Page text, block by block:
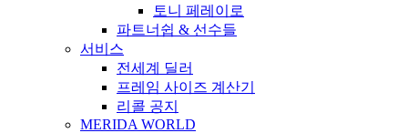
토니 페레이로
파트너쉽 & 선수들
서비스
전세계 딜러
프레임 사이즈 계산기
리콜 공지
MERIDA WORLD